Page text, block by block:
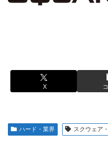
【衝撃】蓮舫「蓮舫だか
ます！」X民「高市だから
韓国人「韓国が米韓通貨
がこちら‥日米との異例の
ン・ドル為替の現実」
（8月9日）から12日間毎日
お前ら「日本も核武装汁
海外「日本なんて行くん
【画像】はいだしょうこ（
X
ハード・業界 スクウェア